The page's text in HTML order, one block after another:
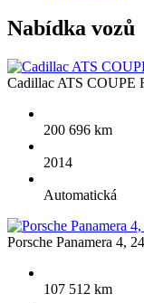
Nabídka vozů
Cadillac ATS COUPE
200 696 km
2014
Automatická
Porsche Panamera 4,
107 512 km